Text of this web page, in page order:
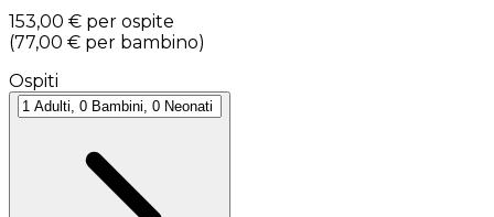
153,00 € per ospite
(77,00 € per bambino)
Ospiti